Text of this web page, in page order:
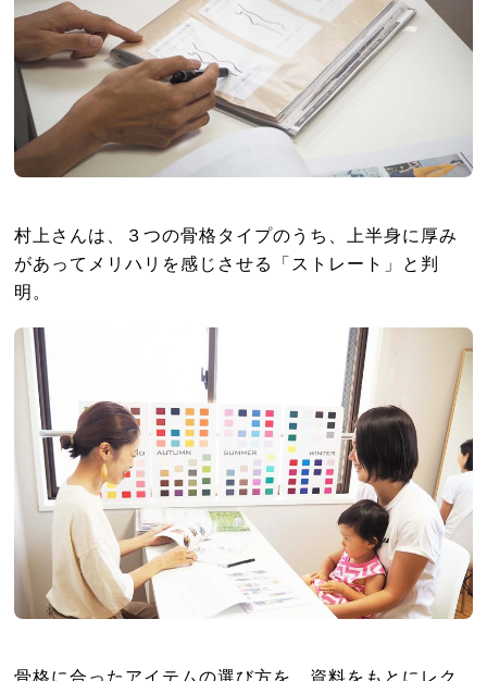
村上さんは、３つの骨格タイプのうち、上半身に厚み
があってメリハリを感じさせる「ストレート」と判
明。
骨格に合ったアイテムの選び方を、資料をもとにレク